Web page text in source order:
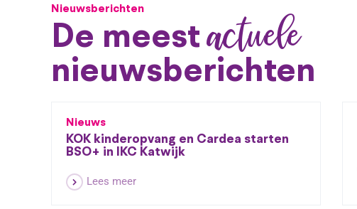
Nieuwsberichten
De meestactuele
nieuwsberichten
Nieuws
KOK kinderopvang en Cardea starten
BSO+ in IKC Katwijk
Lees meer